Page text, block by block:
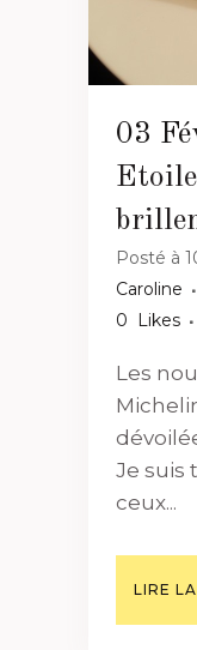
03
Posté à
Caroline
0
Likes
Les
Je suis
ceux...
LIRE